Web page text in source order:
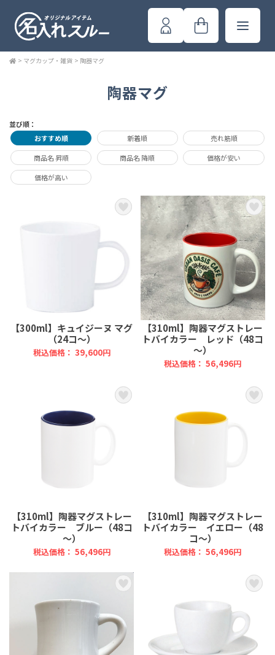
> マグカップ・雑貨 > 陶器マグ
陶器マグ
並び順：
おすすめ順
新着順 売れ筋順
商品名 昇順 商品名 降順 価格が安い
価格が高い
【300ml】キュイジーヌ マグ
（24コ～）
税込価格： 39,600円
【310ml】陶器マグストレー
トバイカラー レッド（48コ
～）
税込価格： 56,496円
【310ml】陶器マグストレー
トバイカラー ブルー（48コ
～）
税込価格： 56,496円
【310ml】陶器マグストレー
トバイカラー イエロー（48
コ～）
税込価格： 56,496円